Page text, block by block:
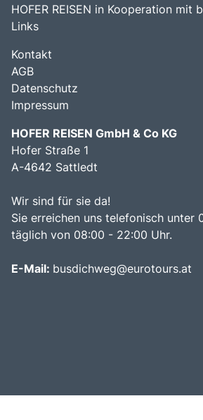
HOFER REISEN in Kooperation mit
Links
Kontakt
AGB
Datenschutz
Impressum
HOFER REISEN GmbH & Co KG
Hofer Straße 1
A-4642 Sattledt
Wir sind für sie da!
Sie erreichen uns telefonisch unter
täglich von 08:00 - 22:00 Uhr.
E-Mail: busdichweg@eurotours.at